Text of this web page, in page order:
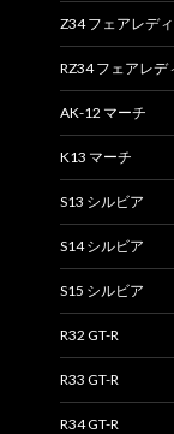
Z34 フェアレデ
RZ34 フェアレデ
AK-12 マーチ
K13 マーチ
S13 シルビア
S14 シルビア
S15 シルビア
R32 GT-R
R33 GT-R
R34 GT-R